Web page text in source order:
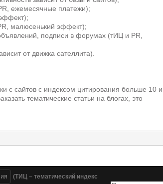
ежемесячные платежи);
малюсенький эффект);
подписи в форумах (тИЦ и PR,
от движка сателлита).
с сайтов с индексом цитирования больше 10 и
тематические статьи на блогах, это
(ТИЦ – тематический индекс